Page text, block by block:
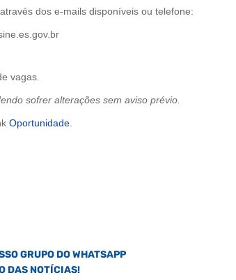
dos e-mails disponíveis ou telefone:
vagas.
sofrer alterações sem aviso prévio.
Oportunidade.
GRUPO DO WHATSAPP
DAS NOTÍCIAS!